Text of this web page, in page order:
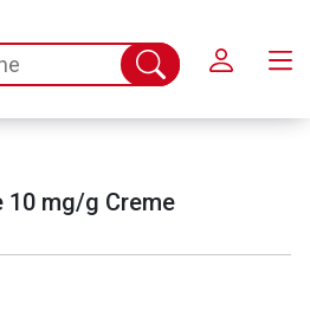
Suche
abschicken
mg/g Creme